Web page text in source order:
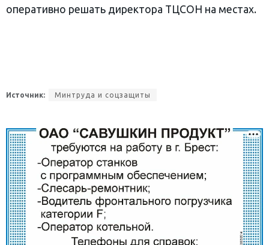
оперативно решать директора ТЦСОН на местах.
Источник: Минтруда и соцзащиты